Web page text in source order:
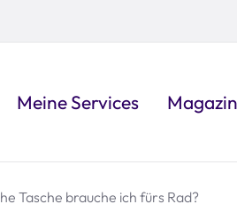
Meine Services Magazin
Tasche brauche ich fürs Rad?